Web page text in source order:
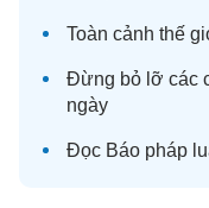
Toàn cảnh thế
Đừng bỏ lỡ các
ngày
Đọc Báo pháp